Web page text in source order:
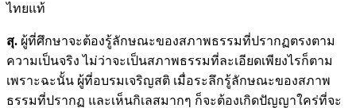
ไทยแท้
สุ. ผู้ที่ศึกษาจะต้องรู้ลักษณะของสภาพธรรมที่ปรากฏตรงตาม
ความเป็นจริง ไม่ว่าจะเป็นสภาพธรรมที่ละเอียดเพียงไรก็ตาม
เพราะฉะนั้น ผู้ที่อบรมเจริญสติ เมื่อระลึกรู้ลักษณะของสภาพ
ธรรมที่ปรากฏ และเห็นกิเลสมากๆ ก็จะต้องเกิดปัญญาใคร่ที่จะ